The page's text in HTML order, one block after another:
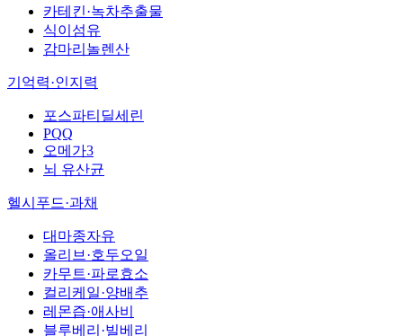
카테킨·녹차추출물
식이섬유
감마리놀렌산
기억력·인지력
포스파티딜세린
PQQ
오메가3
뇌 유산균
헬시푸드·과채
대마종자유
올리브·호두오일
카무트·파로효소
컬리케일·양배추
레몬즙·애사비
블루베리·빌베리